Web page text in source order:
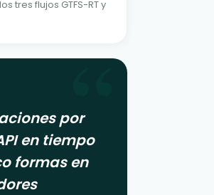
tres flujos GTFS-RT y
“
por
en tiempo
formas en